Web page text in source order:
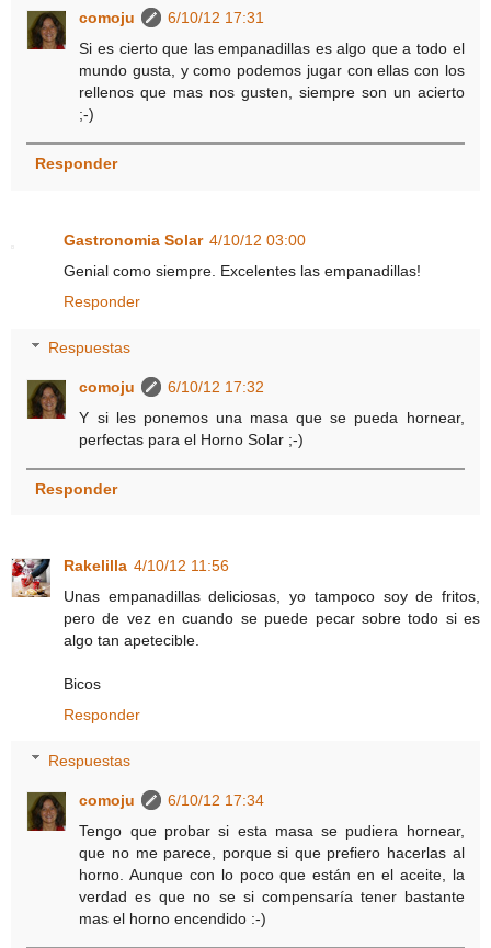
comoju
6/10/12 17:31
Si es cierto que las empanadillas es algo que a todo el
mundo gusta, y como podemos jugar con ellas con los
rellenos que mas nos gusten, siempre son un acierto
;-)
Responder
Gastronomia Solar 4/10/12 03:00
Genial como siempre. Excelentes las empanadillas!
Responder
Respuestas
comoju
6/10/12 17:32
Y si les ponemos una masa que se pueda hornear,
perfectas para el Horno Solar ;-)
Responder
Rakelilla 4/10/12 11:56
Unas empanadillas deliciosas, yo tampoco soy de fritos,
pero de vez en cuando se puede pecar sobre todo si es
algo tan apetecible.
Bicos
Responder
Respuestas
comoju
6/10/12 17:34
Tengo que probar si esta masa se pudiera hornear,
que no me parece, porque si que prefiero hacerlas al
horno. Aunque con lo poco que están en el aceite, la
verdad es que no se si compensaría tener bastante
mas el horno encendido :-)